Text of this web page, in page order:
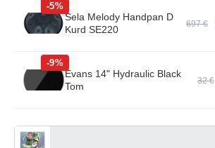
-5%
Sela Melody Handpan D
Kurd SE220
697 €
-9%
Evans 14" Hydraulic Black
Tom
32 €